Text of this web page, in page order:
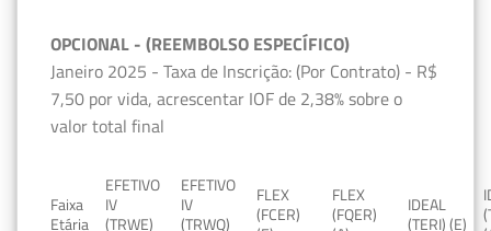
OPCIONAL - (REEMBOLSO ESPECÍFICO)
Janeiro 2025 - Taxa de Inscrição: (Por Contrato) - R$
7,50 por vida, acrescentar IOF de 2,38% sobre o
valor total final
Faixa
Etária
EFETIVO
IV
(TRWE)
EFETIVO
IV
(TRWQ)
FLEX
(FCER)
FLEX
(FQER)
IDEAL
(TERI) (E)